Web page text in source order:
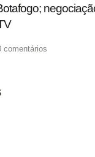
comentários